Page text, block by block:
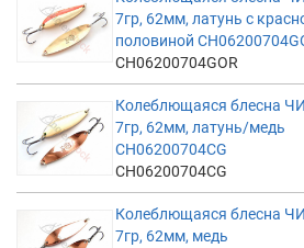
7гр, 62мм, латунь с
половиной
CH06200704GOR
Колеблющаяся блесна
7гр, 62мм, латунь/медь
CH06200704CG
CH06200704CG
Колеблющаяся блесна
7гр, 62мм, медь